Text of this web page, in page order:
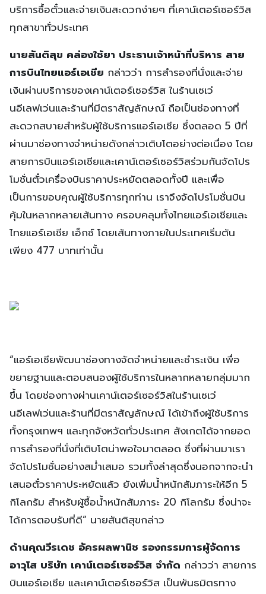
บริการซื้อตั๋วและจ่ายเงินสะดวกง่ายๆ ที่เคาน์เตอร์เซอร์วิส
ทุกสาขาทั่วประเทศ
นายสันติสุข คล่องใช้ยา ประธานเจ้าหน้าที่บริหาร สาย
การบินไทยแอร์เอเชีย กล่าวว่า การสำรองที่นั่งและจ่าย
เงินผ่านบริการของเคาน์เตอร์เซอร์วิส ในร้านเซเว่
นอีเลฟเว่นและร้านที่มีตราสัญลักษณ์ ถือเป็นช่องทางที่
สะดวกสบายสำหรับผู้ใช้บริการแอร์เอเชีย ซึ่งตลอด 5 ปีที่
ผ่านมาช่องทางจำหน่ายดังกล่าวเติบโตอย่างต่อเนื่อง โดย
สายการบินแอร์เอเชียและเคาน์เตอร์เซอร์วิสร่วมกันจัดโปร
โมชั่นตั๋วเครื่องบินราคาประหยัดตลอดทั้งปี และเพื่อ
เป็นการขอบคุณผู้ใช้บริการทุกท่าน เราจึงจัดโปรโมชั่นบิน
คุ้มในหลากหลายเส้นทาง ครอบคลุมทั้งไทยแอร์เอเชียและ
ไทยแอร์เอเชีย เอ็กซ์ โดยเส้นทางภายในประเทศเริ่มต้น
เพียง 477 บาทเท่านั้น
“แอร์เอเชียพัฒนาช่องทางจัดจำหน่ายและชำระเงิน เพื่อ
ขยายฐานและตอบสนองผู้ใช้บริการในหลากหลายกลุ่มมาก
ขึ้น โดยช่องทางผ่านเคาน์เตอร์เซอร์วิสในร้านเซเว่
นอีเลฟเว่นและร้านที่มีตราสัญลักษณ์ ได้เข้าถึงผู้ใช้บริการ
ทั้งกรุงเทพฯ และทุกจังหวัดทั่วประเทศ สังเกตได้จากยอด
การสำรองที่นั่งที่เติบโตน่าพอใจมาตลอด ซึ่งที่ผ่านมาเรา
จัดโปรโมชั่นอย่างสม่ำเสมอ รวมทั้งล่าสุดซึ่งนอกจากจะนำ
เสนอตั๋วราคาประหยัดแล้ว ยังเพิ่มน้ำหนักสัมภาระให้อีก 5
กิโลกรัม สำหรับผู้ซื้อน้ำหนักสัมภาระ 20 กิโลกรัม ซึ่งน่าจะ
ได้การตอบรับที่ดี” นายสันติสุขกล่าว
ด้านคุณวีรเดช อัครผลพานิช รองกรรมการผู้จัดการ
อาวุโส บริษัท เคาน์เตอร์เซอร์วิส จำกัด กล่าวว่า สายการ
บินแอร์เอเชีย และเคาน์เตอร์เซอร์วิส เป็นพันธมิตรทาง